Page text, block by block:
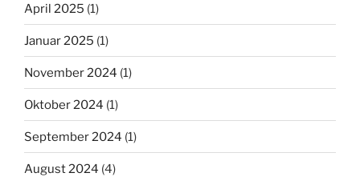
April 2025 (1)
Januar 2025 (1)
November 2024 (1)
Oktober 2024 (1)
September 2024 (1)
August 2024 (4)